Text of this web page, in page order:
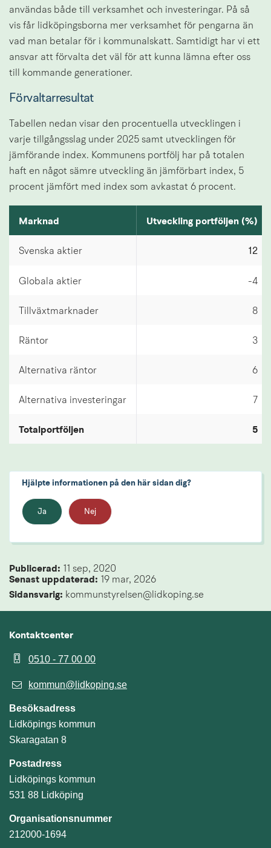
användas både till verksamhet och investeringar. På så
vis får lidköpingsborna mer verksamhet för pengarna än
vad man betalar för i kommunalskatt. Samtidigt har vi ett
ansvar att förvalta det väl för att kunna lämna efter oss
till kommande generationer.
Förvaltarresultat
Tabellen nedan visar den procentuella utvecklingen i
varje tillgångsslag under 2025 samt utvecklingen för
jämförande index. Kommunens portfölj har på totalen
haft en något sämre utveckling än jämförbart index, 5
procent jämfört med index som avkastat 6 procent.
Marknad Utveckling portföljen (%)
Svenska aktier 12
Globala aktier -4
Tillväxtmarknader 8
Räntor 3
Alternativa räntor 6
Alternativa investeringar 7
Totalportföljen 5
Hjälpte informationen på den här sidan dig?
Ja Nej
Publicerad: 11 sep, 2020
Senast uppdaterad: 19 mar, 2026
Sidansvarig: kommunstyrelsen@lidkoping.se
Kontaktcenter
0510 - 77 00 00
kommun@lidkoping.se
Besöksadress
Lidköpings kommun
Skaragatan 8
Postadress
Lidköpings kommun
531 88 Lidköping
Organisationsnummer
212000-1694